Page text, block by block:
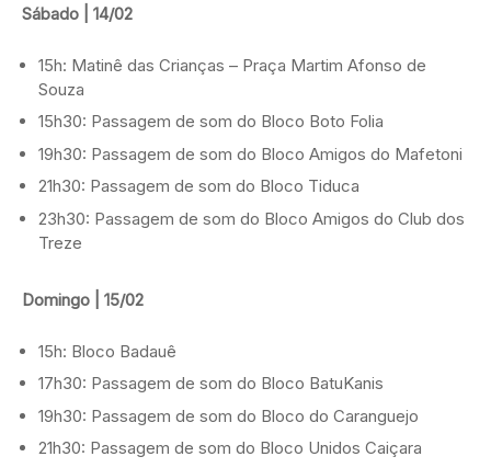
Sábado | 14/02
15h: Matinê das Crianças – Praça Martim Afonso de
Souza
15h30: Passagem de som do Bloco Boto Folia
19h30: Passagem de som do Bloco Amigos do Mafetoni
21h30: Passagem de som do Bloco Tiduca
23h30: Passagem de som do Bloco Amigos do Club dos
Treze
Domingo | 15/02
15h: Bloco Badauê
17h30: Passagem de som do Bloco BatuKanis
19h30: Passagem de som do Bloco do Caranguejo
21h30: Passagem de som do Bloco Unidos Caiçara